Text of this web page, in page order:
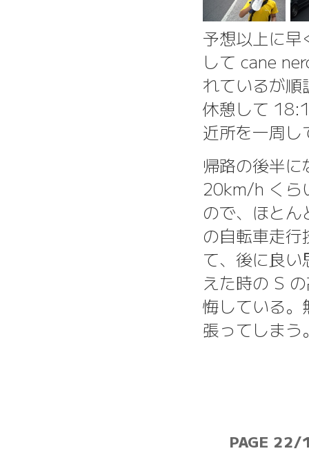
予想以上に
して cane
れているが
休憩して
近所を一周
帰路の後半
20km/h くら
ので、ほと
の自転車走
て、後に良
えた時の S
悔している。
張ってしまう
PAGE